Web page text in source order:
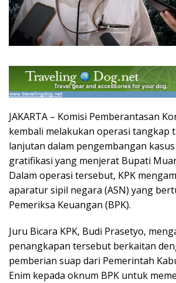
JAKARTA – Komisi Pemberantasan
kembali melakukan operasi tangkap
lanjutan dalam pengembangan
gratifikasi yang menjerat Bupati
Dalam operasi tersebut, KPK
aparatur sipil negara (ASN) yang
Pemeriksa Keuangan (BPK).
Juru Bicara KPK, Budi Prasetyo,
penangkapan tersebut berkaitan
pemberian suap dari Pemerintah
Enim kepada oknum BPK untuk